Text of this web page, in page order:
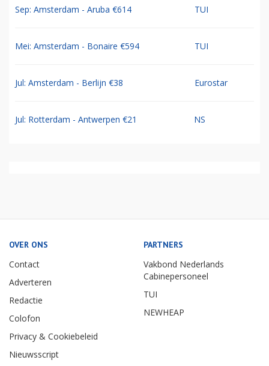
Sep: Amsterdam - Aruba €614 TUI
Mei: Amsterdam - Bonaire €594 TUI
Jul: Amsterdam - Berlijn €38 Eurostar
Jul: Rotterdam - Antwerpen €21 NS
OVER ONS
Contact
Adverteren
Redactie
Colofon
Privacy & Cookiebeleid
Nieuwsscript
PARTNERS
Vakbond Nederlands
Cabinepersoneel
TUI
NEWHEAP